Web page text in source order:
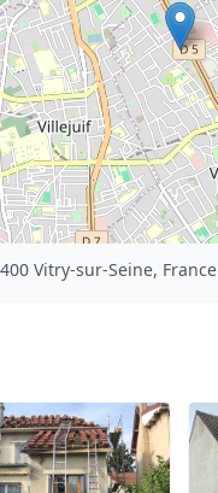
Vitry-sur-Seine, France